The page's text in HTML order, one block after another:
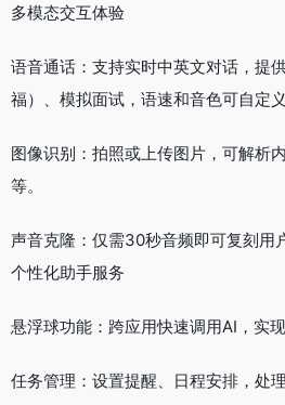
多模态交互体验
语音通话：支持实时中英文对话，提
福）、模拟面试，语速和音色可自定义
图像识别：拍照或上传图片，可解析
等。
声音克隆：仅需30秒音频即可复刻用
个性化助手服务
悬浮球功能：跨应用快速调用AI，实
任务管理：设置提醒、日程安排，处理